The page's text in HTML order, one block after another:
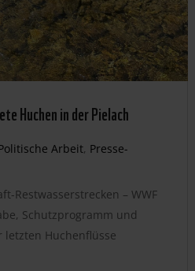
Huchen in der Pielach
Arbeit, Presse-
Restwasserstrecken – WWF
Schutzprogramm und
Huchenflüsse